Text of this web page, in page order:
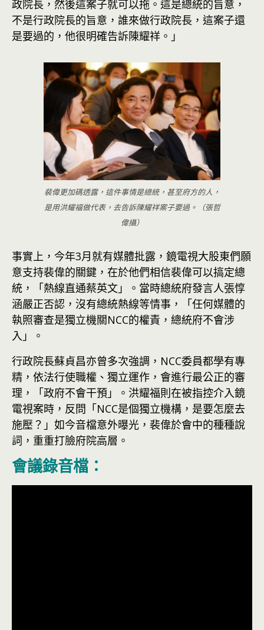
政院長，然後這案子就可以拖。這是總統的旨意，
不是行政院長的旨意，誰來做行政院長，這案子還
是要過的，他很明確告訴陳耀祥。」
裴偉更加碼透露，這件事情是總統，甚至府方的人，
是用洪耀福做代表，去告訴陳耀祥案子要過。（張哲
偉攝）
事實上，今年3月就有媒體批露，鏡電視大股東們願
意支持裴偉的關鍵，在於他們相信裴偉可以搞定總
統，「熱線直通蔡英文」。當時總統府發言人張惇
涵嚴正否認，沒有總統熱線等情事，「任何媒體的
執照審查是獨立機關NCC的權責，總統府不會涉
入」。
行政院長蘇貞昌亦曾多次強調，NCC委員都學有專
精，依法行使職權、獨立運作，會進行最公正的審
理，「政府不會干預」。洪耀福則在被指控介入鏡
電視案時，反問「NCC是個獨立機構，是要怎麼去
施壓？」如今音檔意外曝光，裴偉於會中的種種說
詞，重重打臉府院高層。
會議錄音檔：